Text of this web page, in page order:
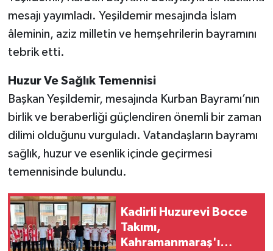
mesajı yayımladı. Yeşildemir mesajında İslam
âleminin, aziz milletin ve hemşehrilerin bayramını
tebrik etti.
Huzur Ve Sağlık Temennisi
Başkan Yeşildemir, mesajında Kurban Bayramı’nın
birlik ve beraberliği güçlendiren önemli bir zaman
dilimi olduğunu vurguladı. Vatandaşların bayramı
sağlık, huzur ve esenlik içinde geçirmesi
temennisinde bulundu.
Kadirli Huzurevi Bocce
Takımı,
Kahramanmaraş'ı